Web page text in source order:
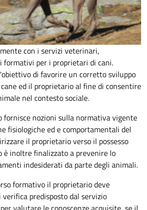
con i servizi veterinari,
formativi per i proprietari di cani.
di favorire un corretto sviluppo
ed il proprietario al fine di consentire
nel contesto sociale.
fornisce nozioni sulla normativa vigente
fisiologiche ed e comportamentali del
il proprietario verso il possesso
è inoltre finalizzato a prevenire lo
indesiderati da parte degli animali.
formativo il proprietario deve
predisposto dal servizio